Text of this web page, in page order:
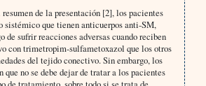
de la presentación [2], los pacientes
sistémico que tienen anticuerpos anti-SM,
de sufrir reacciones adversas cuando reciben
con trimetropim-sulfametoxazol que los otros
del tejido conectivo. Sin embargo, los
no se debe dejar de tratar a los pacientes